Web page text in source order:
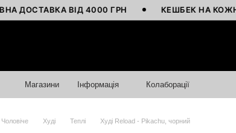
ВІД 4000 ГРН КЕШБЕК НА КОЖНЕ
Магазини Інформація Колаборації
Чоловіче Худі Теплі Худі Reload - Pikachu, чорний